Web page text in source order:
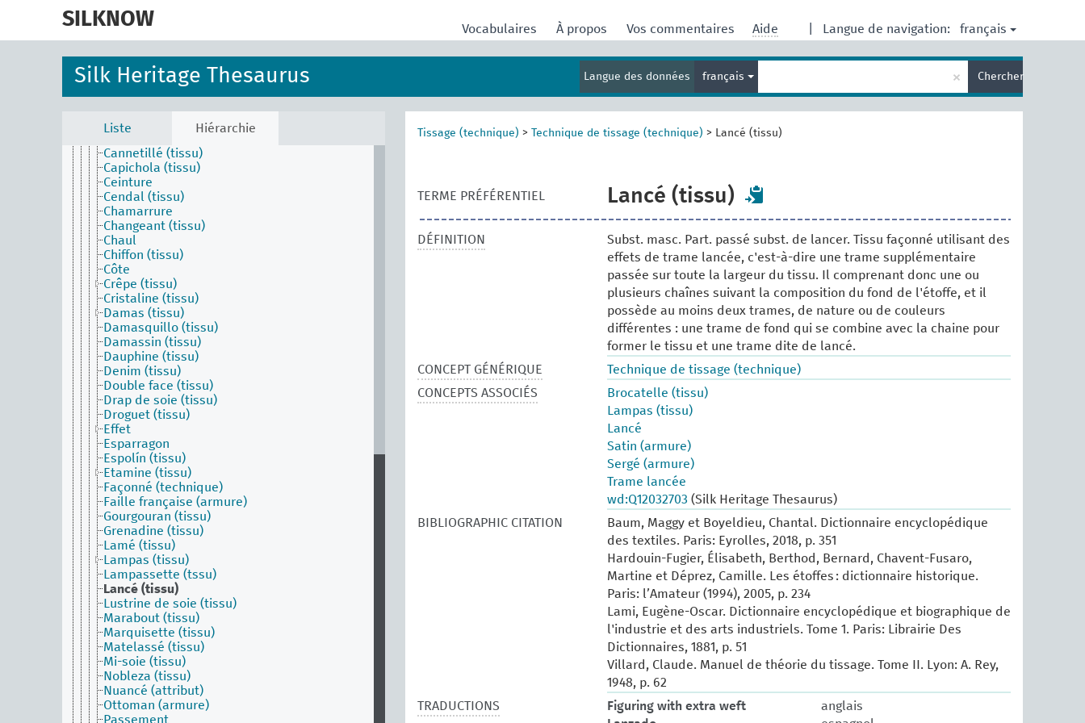
SILKNOW Langue de navigation: français
Vocabulaires À propos Vos commentaires Aide
Silk Heritage Thesaurus Langue des données français
terme
de
recherche
× Chercher
Liste Hiérarchie
Bayadère (tissu)
Belelacs (tissu)
Brillantine (tissu)
Brocart (tissu)
Brocatelle (tissu)
Calquier (tissu)
Cannetillé (tissu)
Capichola (tissu)
Ceinture
Cendal (tissu)
Chamarrure
Changeant (tissu)
Chaul
Chiffon (tissu)
Côte
Crêpe (tissu)
Cristaline (tissu)
Damas (tissu)
Damasquillo (tissu)
Damassin (tissu)
Dauphine (tissu)
Denim (tissu)
Double face (tissu)
Drap de soie (tissu)
Droguet (tissu)
Effet
Esparragon
Espolín (tissu)
Etamine (tissu)
Façonné (technique)
Faille française (armure)
Gourgouran (tissu)
Grenadine (tissu)
Lamé (tissu)
Lampas (tissu)
Lampassette (tssu)
Lancé (tissu)
Lustrine de soie (tissu)
Marabout (tissu)
Marquisette (tissu)
Matelassé (tissu)
Mi-soie (tissu)
Nobleza (tissu)
Nuancé (attribut)
Ottoman (armure)
Passement
Tissage (technique) > Technique de tissage (technique) > Lancé (tissu)
TERME PRÉFÉRENTIEL Lancé (tissu)
DÉFINITION
Subst. masc. Part. passé subst. de lancer. Tissu façonné utilisant des
effets de trame lancée, c'est-à-dire une trame supplémentaire
passée sur toute la largeur du tissu. Il comprenant donc une ou
plusieurs chaînes suivant la composition du fond de l'étoffe, et il
possède au moins deux trames, de nature ou de couleurs
différentes : une trame de fond qui se combine avec la chaine pour
former le tissu et une trame dite de lancé.
CONCEPT GÉNÉRIQUE
Technique de tissage (technique)
CONCEPTS ASSOCIÉS
Brocatelle (tissu)
Lampas (tissu)
Lancé
Satin (armure)
Sergé (armure)
Trame lancée
wd:Q12032703 (Silk Heritage Thesaurus)
BIBLIOGRAPHIC CITATION
Baum, Maggy et Boyeldieu, Chantal. Dictionnaire encyclopédique
des textiles. Paris: Eyrolles, 2018, p. 351
Hardouin-Fugier, Élisabeth, Berthod, Bernard, Chavent-Fusaro,
Martine et Déprez, Camille. Les étoffes : dictionnaire historique.
Paris: l’Amateur (1994), 2005, p. 234
Lami, Eugène-Oscar. Dictionnaire encyclopédique et biographique de
l'industrie et des arts industriels. Tome 1. Paris: Librairie Des
Dictionnaires, 1881, p. 51
Villard, Claude. Manuel de théorie du tissage. Tome II. Lyon: A. Rey,
1948, p. 62
TRADUCTIONS
Figuring with extra weft
anglais